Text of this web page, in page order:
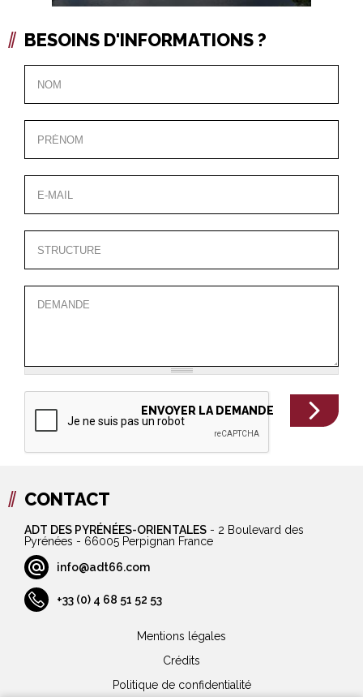
BESOINS D'INFORMATIONS ?
CONTACT
ADT DES PYRÉNÉES-ORIENTALES - 2 Boulevard des
Pyrénées - 66005 Perpignan France
info@adt66.com
+33 (0) 4 68 51 52 53
Mentions légales
Crédits
Politique de confidentialité